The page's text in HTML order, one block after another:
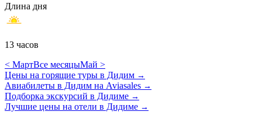
Длина дня
13 часов
< МартВсе месяцыМай >
Цены на горящие туры в Дидим →
Авиабилеты в Дидим на Aviasales →
Подборка экскурсий в Дидиме →
Лучшие цены на отели в Дидиме →